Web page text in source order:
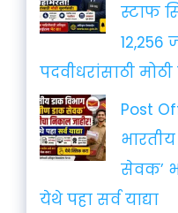
स्टाफ
12,256
पदवीधरांसाठी
Post
सेवक’
येथे पहा सर्व याद्या